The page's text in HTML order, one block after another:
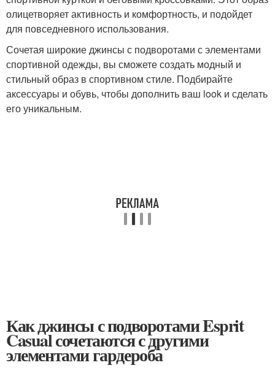
олицетворяет активность и комфортность, и подойдет
для повседневного использования.
Сочетая широкие джинсы с подворотами с элементами
спортивной одежды, вы сможете создать модный и
стильный образ в спортивном стиле. Подбирайте
аксессуары и обувь, чтобы дополнить ваш look и сделать
его уникальным.
Как джинсы с подворотами Esprit
Casual сочетаются с другими
элементами гардероба